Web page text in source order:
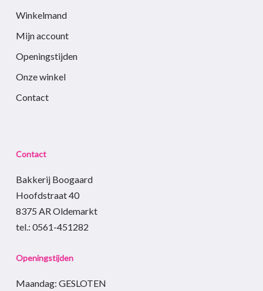
Winkelmand
Mijn account
Openingstijden
Onze winkel
Contact
Contact
Bakkerij Boogaard
Hoofdstraat 40
8375 AR Oldemarkt
tel.: 0561-451282
Openingstijden
Maandag: GESLOTEN